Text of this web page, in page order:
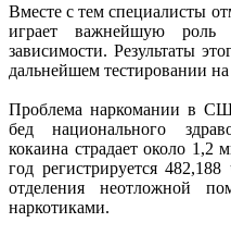
Вместе с тем специалисты
играет важнейшую роль
зависимости. Результаты
дальнейшем тестировании
Проблема наркомании в
бед национального
кокаина страдает около
год регистрируется
отделения неотложной
наркотиками.